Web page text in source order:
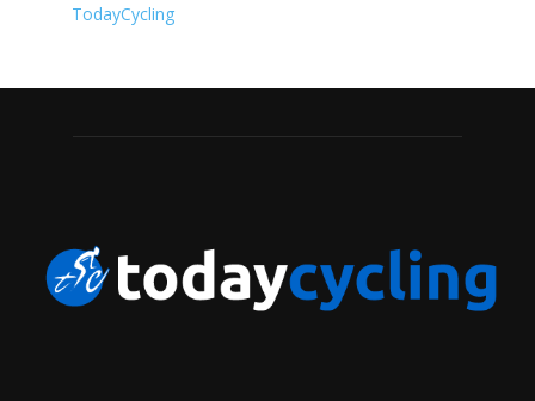
TodayCycling